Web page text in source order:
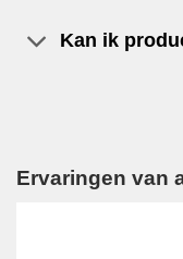
Kan ik
Ervaringen van